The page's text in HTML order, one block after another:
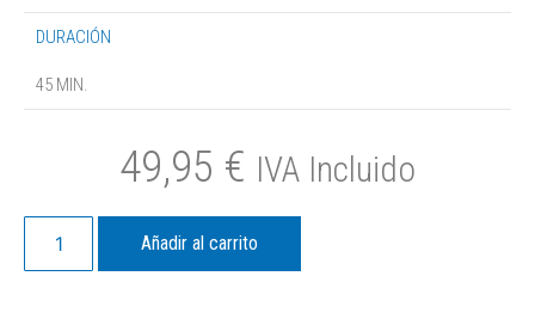
DURACIÓN
45 MIN.
49,95 € IVA Incluido
Añadir al carrito